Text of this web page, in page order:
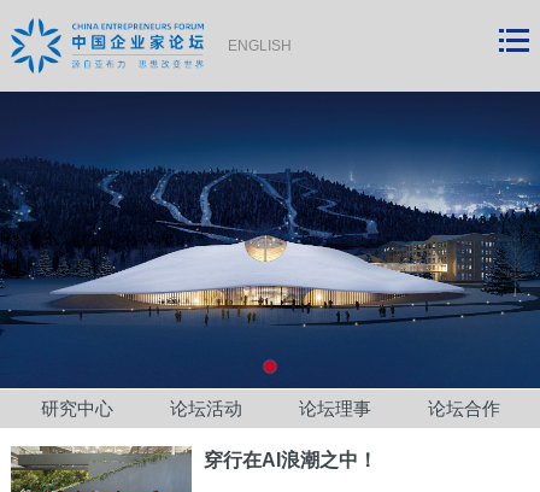
ENGLISH
研究中心 论坛活动 论坛理事 论坛合作
穿行在AI浪潮之中！